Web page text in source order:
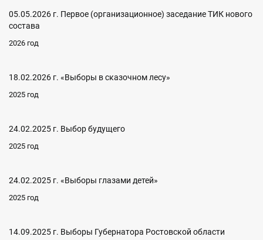
05.05.2026 г. Первое (организационное) заседание ТИК нового
состава
2026 год
18.02.2026 г. «Выборы в сказочном лесу»
2025 год
24.02.2025 г. Выбор будущего
2025 год
24.02.2025 г. «Выборы глазами детей»
2025 год
14.09.2025 г. Выборы Губернатора Ростовской области